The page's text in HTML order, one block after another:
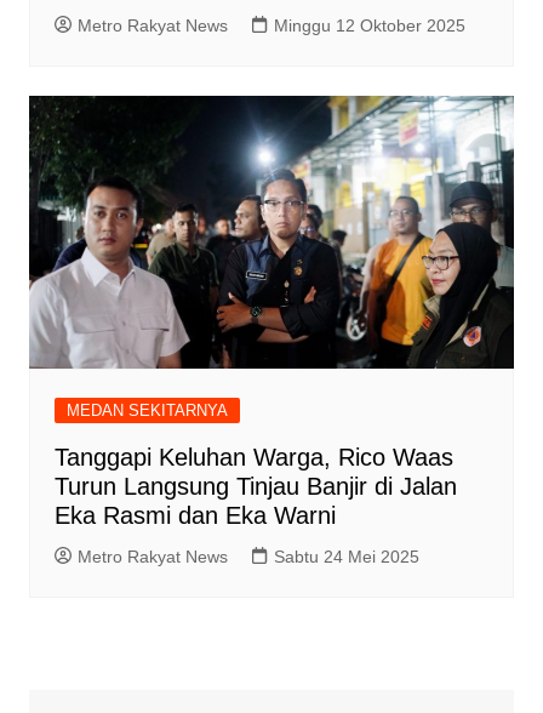
Metro Rakyat News Minggu 12 Oktober 2025
MEDAN SEKITARNYA
Tanggapi Keluhan Warga, Rico Waas
Turun Langsung Tinjau Banjir di Jalan
Eka Rasmi dan Eka Warni
Metro Rakyat News Sabtu 24 Mei 2025